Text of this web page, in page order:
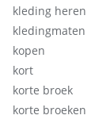
kleding heren
kledingmaten
kopen
kort
korte broek
korte broeken